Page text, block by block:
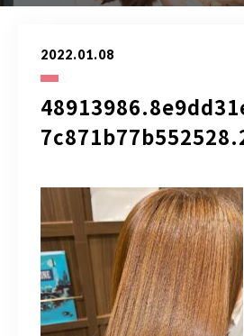
2022.01.08
ACCESS
bern 06-
TERMINAL bern 06-6136-6633 【火
【金
ご予約はこ